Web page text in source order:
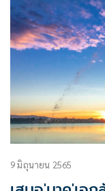
ประวัติศาสตร์ เอก
9 มิถุนายน 2565